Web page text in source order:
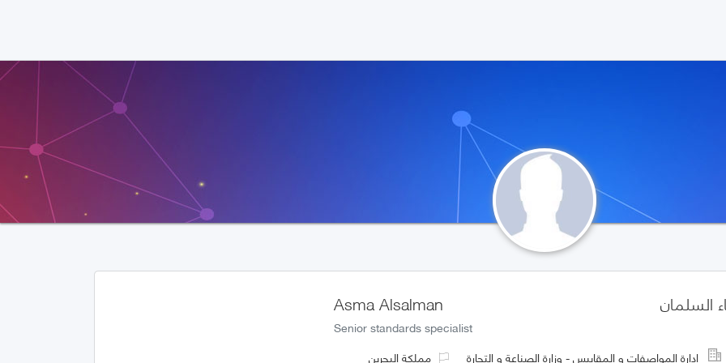
Asma Alsalman
Senior standards specialist
السلمان
ادارة المواصفات و المقاييس - وزارة الصناعة و التجارة مملكة البحرين